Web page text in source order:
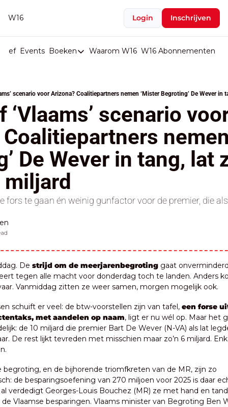
W16 Login Inschrijven
Events Boeken
Boeken
Boeken
Stop de Persen
Het Merk België
De Doodgravers van België
Waarom W16 W16 Abonnementen
scenario voor Arizona? Coalitiepartners nemen ‘Mister Begroting’ De Wever
‘Vlaams’ scenario
De Wever in tang, lat
fors te gaan én weinig gunfactor voor de premier, die
De strijd om de meerjarenbegroting gaat
tegen alle macht voor donderdag toch te landen. Anders
Vanmiddag zitten ze weer samen, morgen mogelijk ook.
schuift er veel: de btw-voorstellen zijn van tafel, een forse
met aandelen op naam, ligt er nu wél op. Maar het
de 10 miljard die premier Bart De Wever (N-VA) als lat
De rest lijkt tevreden met misschien maar zo’n 6 miljard.
begroting, en de bijhorende triomfkreten van de MR, zijn zo
de besparingsoefening van 270 miljoen voor 2025 is daar
verdedigt Georges-Louis Bouchez (MR) ze met hand en
Vlaamse besparingen. Vlaams minister van Begroting Ben